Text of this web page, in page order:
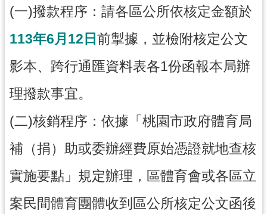
(一)撥款程序：請各區公所依核定金額於
113年6月12日前掣據，並檢附核定公文
影本、跨行通匯資料表各1份函報本局辦
理撥款事宜。
(二)核銷程序：依據「桃園市政府體育局
補（捐）助或委辦經費原始憑證就地查核
實施要點」規定辦理，區體育會或各區立
案民間體育團體收到區公所核定公文函後